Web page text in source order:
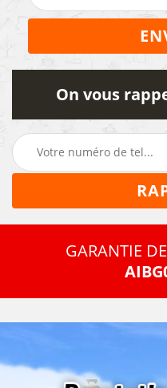
On vous
GARANTIE